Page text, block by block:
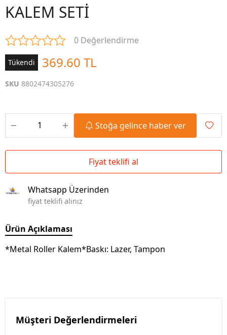
KALEM SETİ
0 Değerlendirme
Tükendi 369.60 TL
SKU 8802474305276
Stoğa gelince haber ver
Fiyat teklifi al
Whatsapp Üzerinden
fiyat teklifi alınız
Ürün Açıklaması
*Metal Roller Kalem*Baskı: Lazer, Tampon
Müşteri Değerlendirmeleri